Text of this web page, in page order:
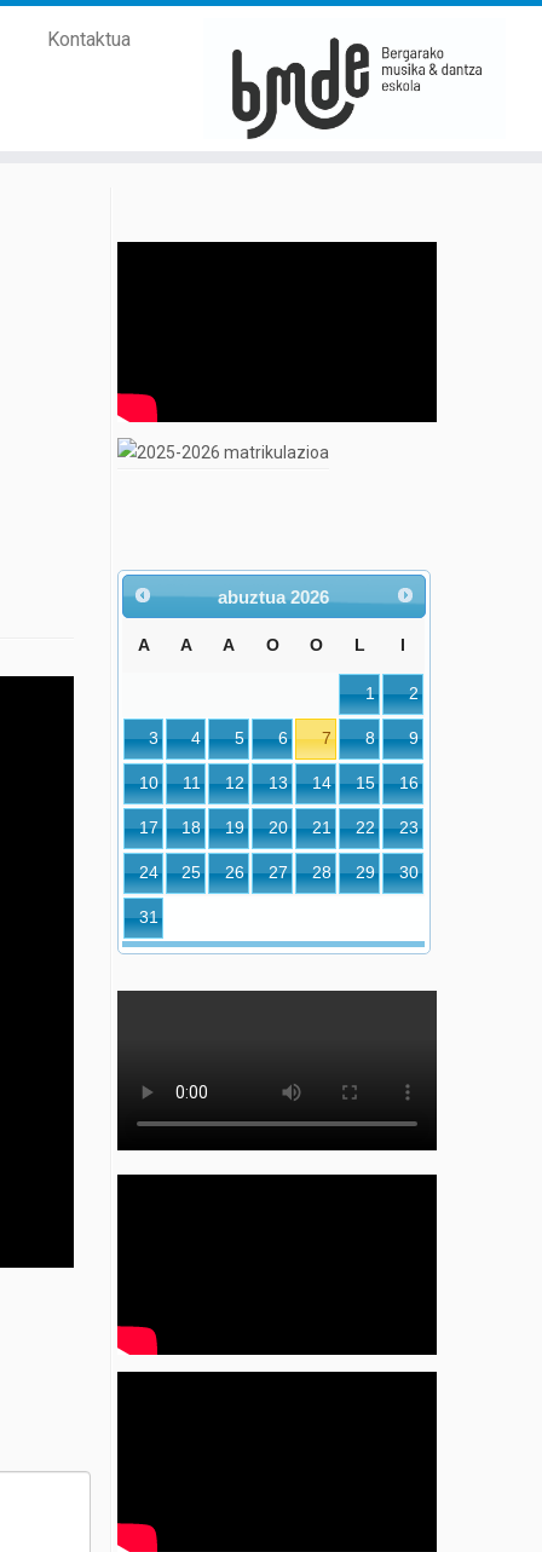
Kontaktua
abuztua 2026
A A A O O L I
1 2
3 4 5 6 7 8 9
10 11 12 13 14 15 16
17 18 19 20 21 22 23
24 25 26 27 28 29 30
31